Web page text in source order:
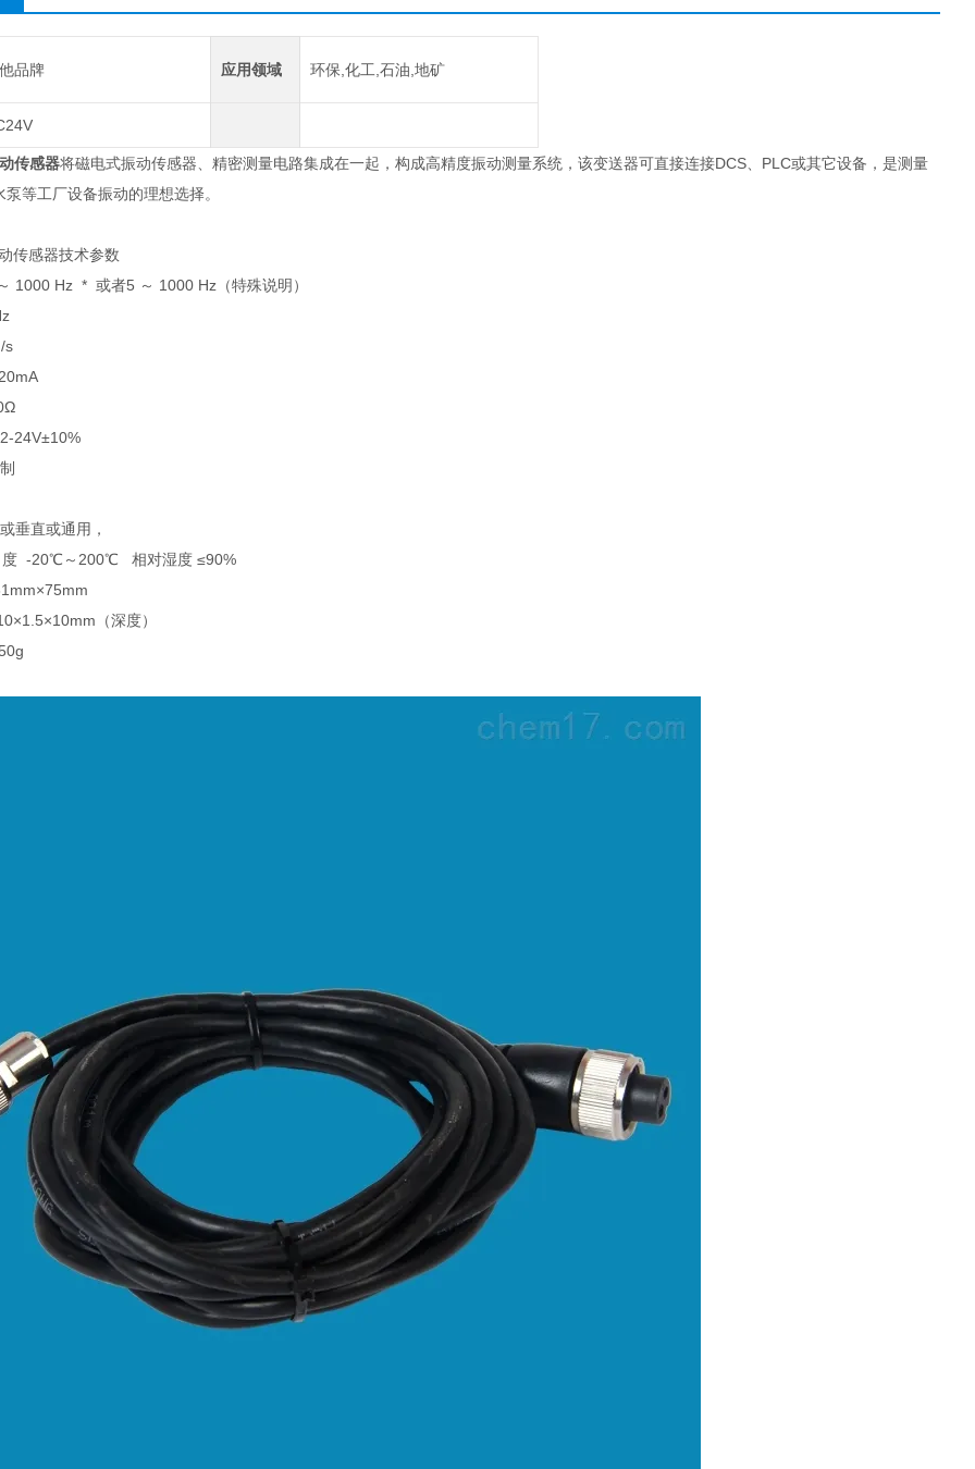
品牌 应用领域 环保,化工,石油,地矿
传感器将磁电式振动传感器、精密测量电路集成在一起，构成高精度振动测量系统，该变送器可直接连接DCS、PLC或其它设备，是测量
等工厂设备振动的理想选择。
传感器技术参数
1000 Hz * 或者5 ～ 1000 Hz（特殊说明）
s
24V±10%
垂直或通用，
-20℃～200℃ 相对湿度 ≤90%
（深度）